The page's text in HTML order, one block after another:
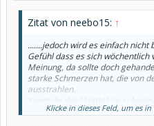
Zitat von neebo15: ↑
.......jedoch wird es einfach nicht
Gefühl dass es sich
Meinung, da sollte doch
starke Schmerzen hat, die von
ausstrahlen.
Kennt ihr das? Hattet ihr
ihr mir einige Ratschläge geben?
Klicke in dieses Feld, um es